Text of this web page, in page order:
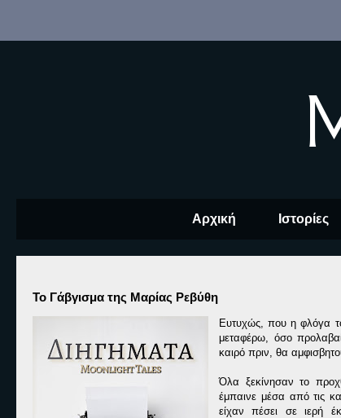
Αρχική Ιστορίες
Το Γάβγισμα της Μαρίας Ρεβύθη
Ευτυχώς, που η φλόγα
μεταφέρω, όσο
καιρό πριν, θα
Όλα ξεκίνησαν το
έμπαινε μέσα από τις
είχαν πέσει σε ιερή